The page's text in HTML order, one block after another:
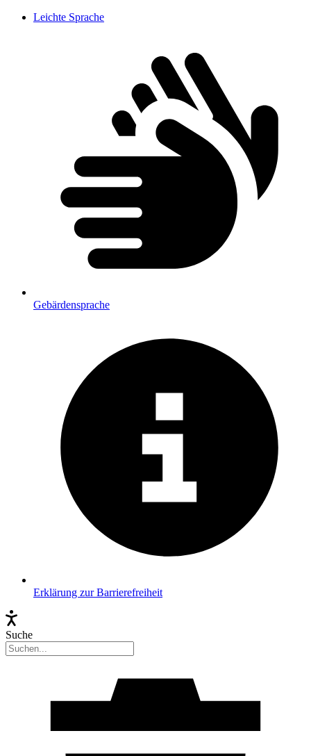
Leichte Sprache
Gebärdensprache
Erklärung zur Barrierefreiheit
Suche